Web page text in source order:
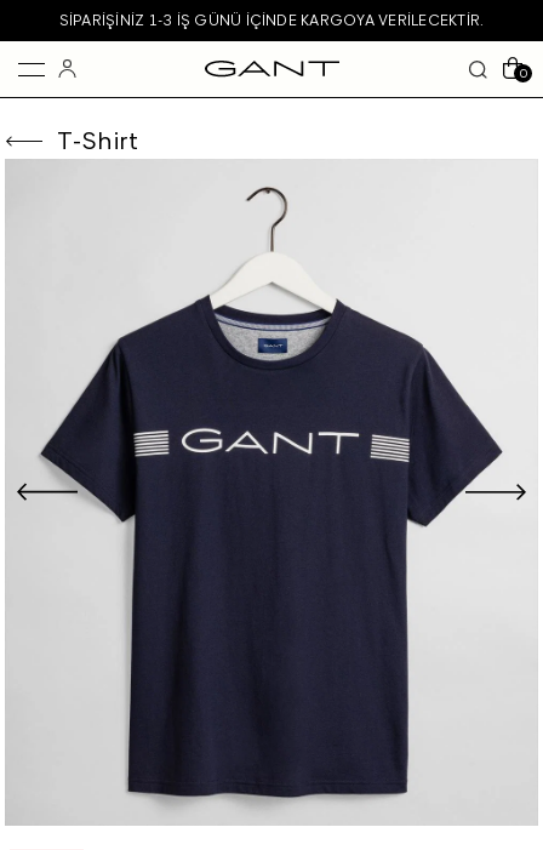
SIPARIŞINIZ 1-3 IŞ GÜNÜ IÇINDE KARGOYA VERILECEKTIR.
0
T-Shirt